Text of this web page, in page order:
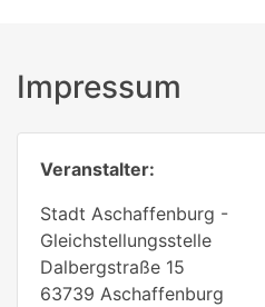
Impressum
Veranstalter:
Stadt Aschaffenburg -
Gleichstellungsstelle
Dalbergstraße 15
63739 Aschaffenburg